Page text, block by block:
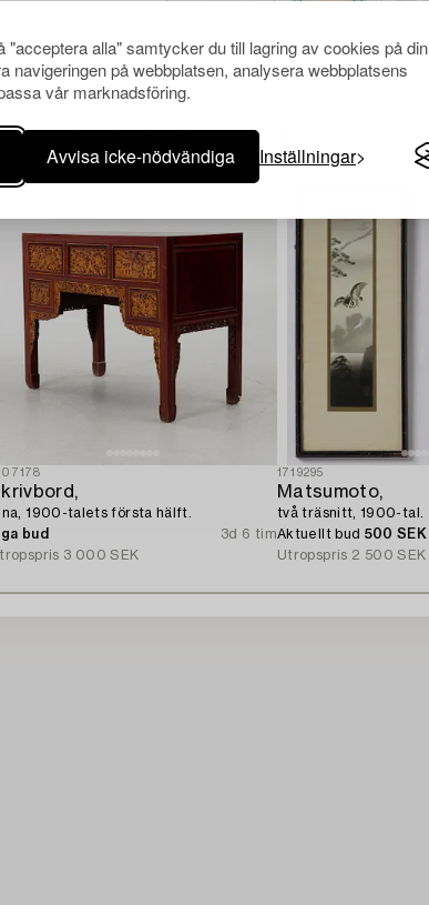
"acceptera alla" samtycker du till lagring av cookies på din
navigeringen på webbplatsen, analysera webbplatsens
vår marknadsföring.
Avvisa icke-nödvändiga Inställningar
Andra har även tittat på
1900-talets första hälft.
bud
3d 6 tim
3 000 SEK
1719295
Matsumoto,
två träsnitt, 1900-tal.
Aktuellt bud 500 SEK
Utropspris 2 500 SEK